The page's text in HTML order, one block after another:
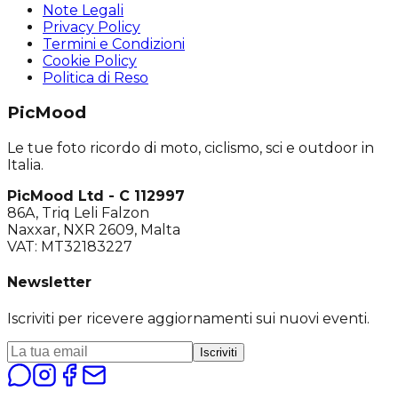
Note Legali
Privacy Policy
Termini e Condizioni
Cookie Policy
Politica di Reso
PicMood
Le tue foto ricordo di moto, ciclismo, sci e outdoor in
Italia.
PicMood Ltd - C 112997
86A, Triq Leli Falzon
Naxxar, NXR 2609, Malta
VAT: MT32183227
Newsletter
Iscriviti per ricevere aggiornamenti sui nuovi eventi.
Iscriviti